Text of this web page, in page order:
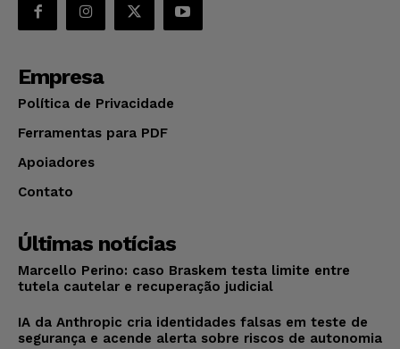
Empresa
Política de Privacidade
Ferramentas para PDF
Apoiadores
Contato
Últimas notícias
Marcello Perino: caso Braskem testa limite entre
tutela cautelar e recuperação judicial
IA da Anthropic cria identidades falsas em teste de
segurança e acende alerta sobre riscos de autonomia